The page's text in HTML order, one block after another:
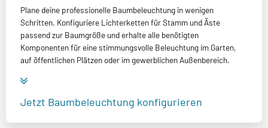
Plane deine professionelle Baumbeleuchtung in wenigen
Schritten. Konfiguriere Lichterketten für Stamm und Äste
passend zur Baumgröße und erhalte alle benötigten
Komponenten für eine stimmungsvolle Beleuchtung im Garten,
auf öffentlichen Plätzen oder im gewerblichen Außenbereich.
Jetzt Baumbeleuchtung konfigurieren